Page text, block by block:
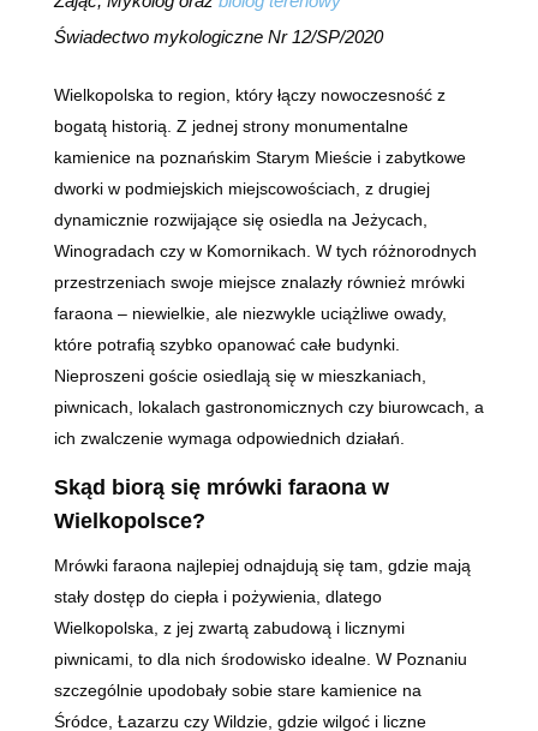
Świadectwo mykologiczne Nr 12/SP/2020
Wielkopolska to region, który łączy nowoczesność z
bogatą historią. Z jednej strony monumentalne
kamienice na poznańskim Starym Mieście i zabytkowe
dworki w podmiejskich miejscowościach, z drugiej
dynamicznie rozwijające się osiedla na Jeżycach,
Winogradach czy w Komornikach. W tych różnorodnych
przestrzeniach swoje miejsce znalazły również mrówki
faraona – niewielkie, ale niezwykle uciążliwe owady,
które potrafią szybko opanować całe budynki.
Nieproszeni goście osiedlają się w mieszkaniach,
piwnicach, lokalach gastronomicznych czy biurowcach, a
ich zwalczenie wymaga odpowiednich działań.
Skąd biorą się mrówki faraona w
Wielkopolsce?
Mrówki faraona najlepiej odnajdują się tam, gdzie mają
stały dostęp do ciepła i pożywienia, dlatego
Wielkopolska, z jej zwartą zabudową i licznymi
piwnicami, to dla nich środowisko idealne. W Poznaniu
szczególnie upodobały sobie stare kamienice na
Śródce, Łazarzu czy Wildzie, gdzie wilgoć i liczne